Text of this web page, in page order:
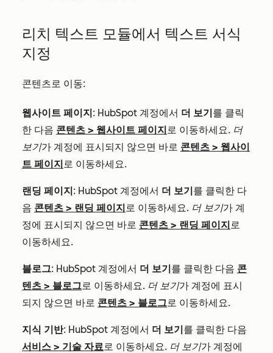
리치 텍스트 모듈에서 텍스트 서식
지정
콘텐츠로 이동:
웹사이트 페이지: HubSpot 계정에서 더 보기를 클릭
한 다음 콘텐츠 > 웹사이트 페이지로 이동하세요. 더
보기가 계정에 표시되지 않으면 바로 콘텐츠 > 웹사이
트 페이지로 이동하세요.
랜딩 페이지: HubSpot 계정에서 더 보기를 클릭한 다
음 콘텐츠 > 랜딩 페이지로 이동하세요. 더 보기가 계
정에 표시되지 않으면 바로 콘텐츠 > 랜딩 페이지로
이동하세요.
블로그: HubSpot 계정에서 더 보기를 클릭한 다음 콘
텐츠 > 블로그로 이동하세요. 더 보기가 계정에 표시
되지 않으면 바로 콘텐츠 > 블로그로 이동하세요.
지식 기반: HubSpot 계정에서 더 보기를 클릭한 다음
서비스 > 기술 자료로 이동하세요. 더 보기가 계정에